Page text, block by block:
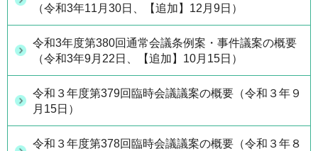
（令和3年11月30日、【追加】12月9日）
令和3年度第380回通常会議条例案・事件議案の概要
（令和3年9月22日、【追加】10月15日）
令和３年度第379回臨時会議議案の概要（令和３年９
月15日）
令和３年度第378回臨時会議議案の概要（令和３年８